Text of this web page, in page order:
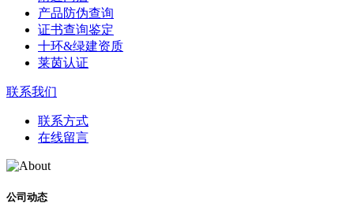
产品防伪查询
证书查询鉴定
十环&绿建资质
莱茵认证
联系我们
联系方式
在线留言
公司动态